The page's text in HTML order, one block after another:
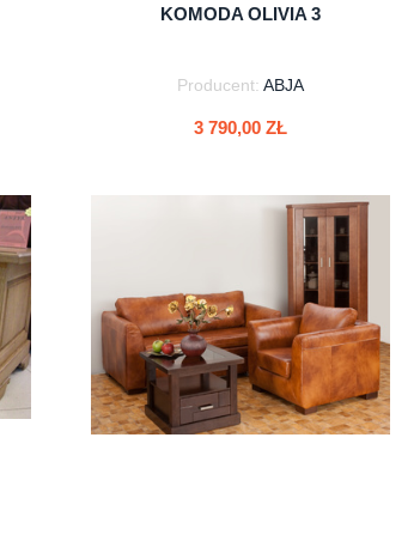
KOMODA OLIVIA 3
Producent: ABJA
3 790,00 ZŁ